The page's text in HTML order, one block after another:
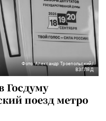
Фото: Александр Троепольский/
ВЗГЛЯД
Госдуму
поезд метро